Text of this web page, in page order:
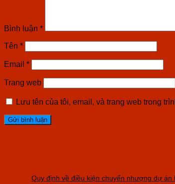
Bình luận *
Tên *
Email *
Trang web
Lưu tên của tôi, email, và trang web trong
Quy định về điều kiện chuyển nhượng dự án